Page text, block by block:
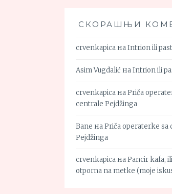
СКОРАШЊИ
crvenkapica наIntrion ili
Asim Vugdalić наIntrion ili
crvenkapica наPriča
centrale Pejdžinga
Bane наPriča operaterke sa
Pejdžinga
crvenkapica наPancir kafa,
otporna na metke (moje